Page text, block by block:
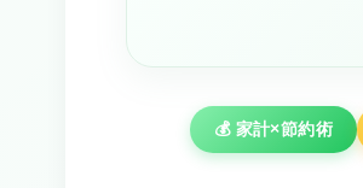
💰 家計×節約術